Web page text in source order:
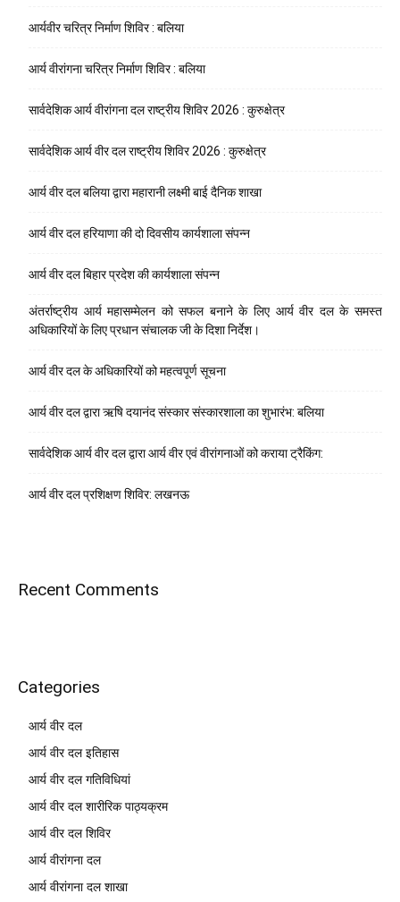
आर्यवीर चरित्र निर्माण शिविर : बलिया
आर्य वीरांगना चरित्र निर्माण शिविर : बलिया
सार्वदेशिक आर्य वीरांगना दल राष्ट्रीय शिविर 2026 : कुरुक्षेत्र
सार्वदेशिक आर्य वीर दल राष्ट्रीय शिविर 2026 : कुरुक्षेत्र
आर्य वीर दल बलिया द्वारा महारानी लक्ष्मी बाई दैनिक शाखा
आर्य वीर दल हरियाणा की दो दिवसीय कार्यशाला संपन्न
आर्य वीर दल बिहार प्रदेश की कार्यशाला संपन्न
अंतर्राष्ट्रीय आर्य महासम्मेलन को सफल बनाने के लिए आर्य वीर दल के समस्त
अधिकारियों के लिए प्रधान संचालक जी के दिशा निर्देश।
आर्य वीर दल के अधिकारियों को महत्वपूर्ण सूचना
आर्य वीर दल द्वारा ऋषि दयानंद संस्कार संस्कारशाला का शुभारंभ: बलिया
सार्वदेशिक आर्य वीर दल द्वारा आर्य वीर एवं वीरांगनाओं को कराया ट्रैकिंग:
आर्य वीर दल प्रशिक्षण शिविर: लखनऊ
Recent Comments
Categories
आर्य वीर दल
आर्य वीर दल इतिहास
आर्य वीर दल गतिविधियां
आर्य वीर दल शारीरिक पाठ्यक्रम
आर्य वीर दल शिविर
आर्य वीरांगना दल
आर्य वीरांगना दल शाखा